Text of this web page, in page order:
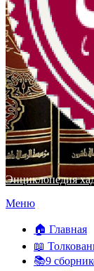
Энциклопедия
Перейти
содержимому
Меню
🏠 Главная
📖
📚9